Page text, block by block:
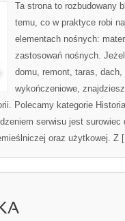
Ta strona to rozbudowany
temu, co w praktyce robi
elementach nośnych:
zastosowań nośnych.
domu, remont, taras,
wykończeniowe,
Polecamy kategorie
serwisu jest
oraz użytkowej. Z